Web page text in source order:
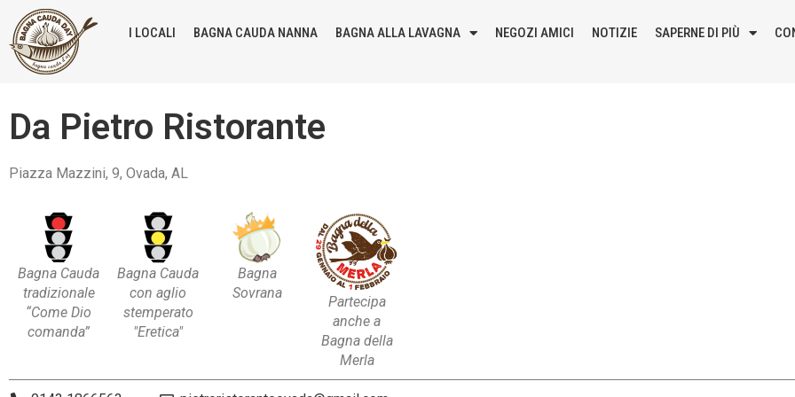
I LOCALI BAGNA CAUDA NANNA BAGNA ALLA LAVAGNA NEGOZI AMICI NOTIZIE SAPERNE DI PIÙ
Da Pietro Ristorante
Piazza Mazzini, 9, Ovada, AL
Bagna Cauda
tradizionale
“Come Dio
comanda”
Bagna Cauda
con aglio
stemperato
"Eretica"
Bagna
Sovrana
Partecipa
anche a
Bagna della
Merla